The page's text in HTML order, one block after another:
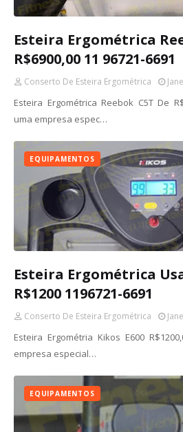
Esteira Ergométrica
R$6900,00 11 96721-6691
Conserto De Esteira Ergométrica
Esteira Ergométrica Reebok C5T De
uma empresa espec…
EQUIPAMENTOS
Esteira Ergométrica
R$1200 1196721-6691
Conserto De Esteira Ergométrica
Esteira Ergométria Kikos E600
empresa especial…
EQUIPAMENTOS